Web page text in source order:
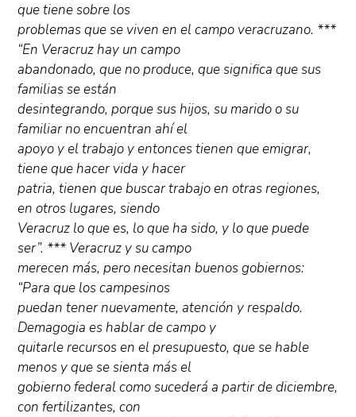
que tiene sobre los
problemas que se viven en el campo veracruzano. ***
“En Veracruz hay un campo
abandonado, que no produce, que significa que sus
familias se están
desintegrando, porque sus hijos, su marido o su
familiar no encuentran ahí el
apoyo y el trabajo y entonces tienen que emigrar,
tiene que hacer vida y hacer
patria, tienen que buscar trabajo en otras regiones,
en otros lugares, siendo
Veracruz lo que es, lo que ha sido, y lo que puede
ser”. *** Veracruz y su campo
merecen más, pero necesitan buenos gobiernos:
“Para que los campesinos
puedan tener nuevamente, atención y respaldo.
Demagogia es hablar de campo y
quitarle recursos en el presupuesto, que se hable
menos y que se sienta más el
gobierno federal como sucederá a partir de diciembre,
con fertilizantes, con